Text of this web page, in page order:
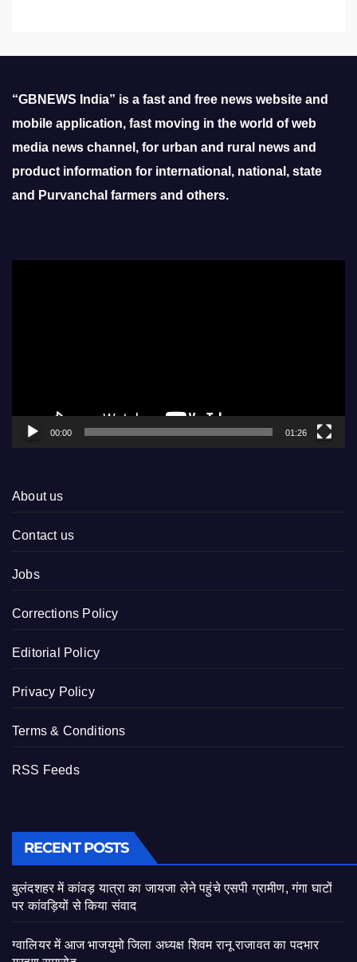
“GBNEWS India” is a fast and free news website and
mobile application, fast moving in the world of web
media news channel, for urban and rural news and
product information for international, national, state
and Purvanchal farmers and others.
00:00 01:26
About us
Contact us
Jobs
Corrections Policy
Editorial Policy
Privacy Policy
Terms & Conditions
RSS Feeds
RECENT POSTS
बुलंदशहर में कांवड़ यात्रा का जायजा लेने पहुंचे एसपी ग्रामीण, गंगा घाटों
पर कांवड़ियों से किया संवाद
ग्वालियर में आज भाजयुमो जिला अध्यक्ष शिवम रानू राजावत का पदभार